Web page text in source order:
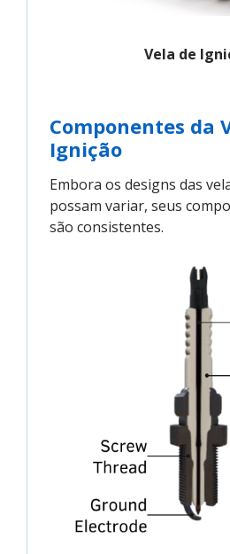
Vela de
Componentes da
Ignição
Embora os designs das
possam variar, seus
são consistentes.